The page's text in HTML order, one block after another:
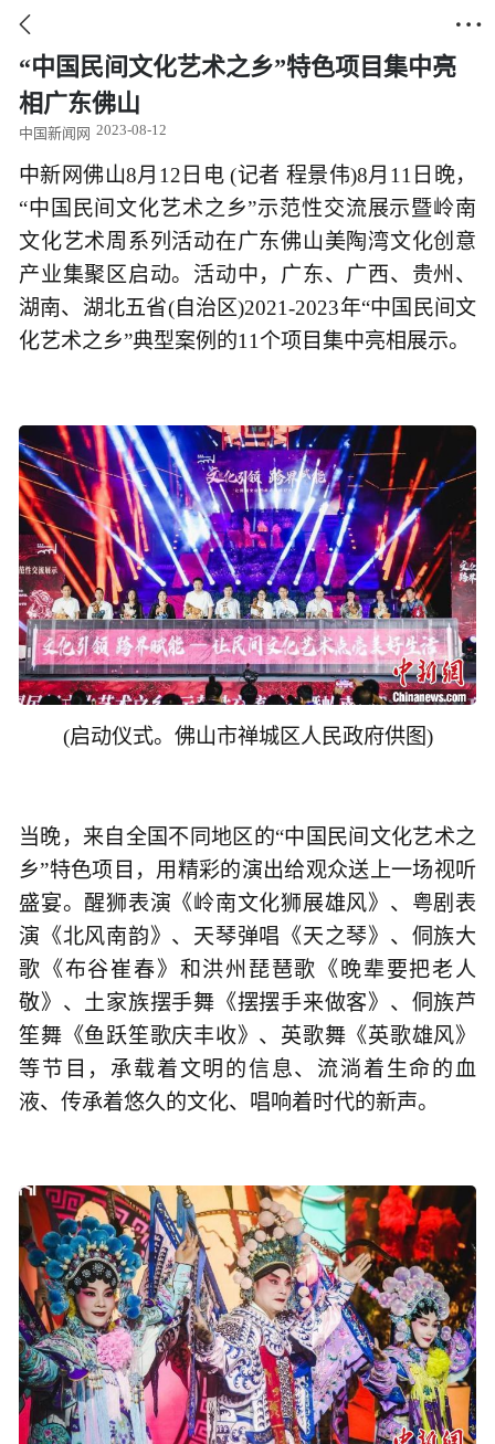
 
“中国民间文化艺术之乡”特色项目集中亮
相广东佛山
中国新闻网 2023-08-12
中新网佛山8月12日电 (记者 程景伟)8月11日晚，
“中国民间文化艺术之乡”示范性交流展示暨岭南
文化艺术周系列活动在广东佛山美陶湾文化创意
产业集聚区启动。活动中，广东、广西、贵州、
湖南、湖北五省(自治区)2021-2023年“中国民间文
化艺术之乡”典型案例的11个项目集中亮相展示。
(启动仪式。佛山市禅城区人民政府供图)
当晚，来自全国不同地区的“中国民间文化艺术之
乡”特色项目，用精彩的演出给观众送上一场视听
盛宴。醒狮表演《岭南文化狮展雄风》、粤剧表
演《北风南韵》、天琴弹唱《天之琴》、侗族大
歌《布谷崔春》和洪州琵琶歌《晚辈要把老人
敬》、土家族摆手舞《摆摆手来做客》、侗族芦
笙舞《鱼跃笙歌庆丰收》、英歌舞《英歌雄风》
等节目，承载着文明的信息、流淌着生命的血
液、传承着悠久的文化、唱响着时代的新声。